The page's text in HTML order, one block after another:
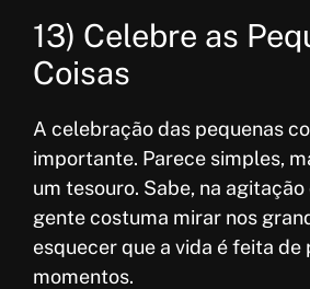
13) Celebre as
Coisas
A celebração das pequenas
importante. Parece simples,
um tesouro. Sabe, na agitação
gente costuma mirar nos
esquecer que a vida é feita de
momentos.